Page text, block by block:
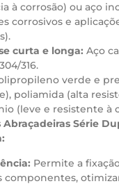
à corrosão) ou aço
corrosivos e
curta e longa: Aço
316.
verde e
poliamida (alta
(leve e resistente à
Série
Permite a
componentes,